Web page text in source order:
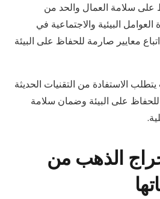
سلامة العمال والحد من
العوامل البيئية والاجتماعية في
معايير صارمة للحفاظ على البيئة
الاستفادة من التقنيات الحديثة
على البيئة وضمان سلامة
الذهب من